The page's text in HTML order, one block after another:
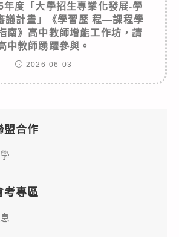
年度「大學招生專業化發展-學
議計畫」《學習歷 程—課程學
南》高中教師增能工作坊，請
中教師踴躍參與。
2026-06-03
盟合作
考專區